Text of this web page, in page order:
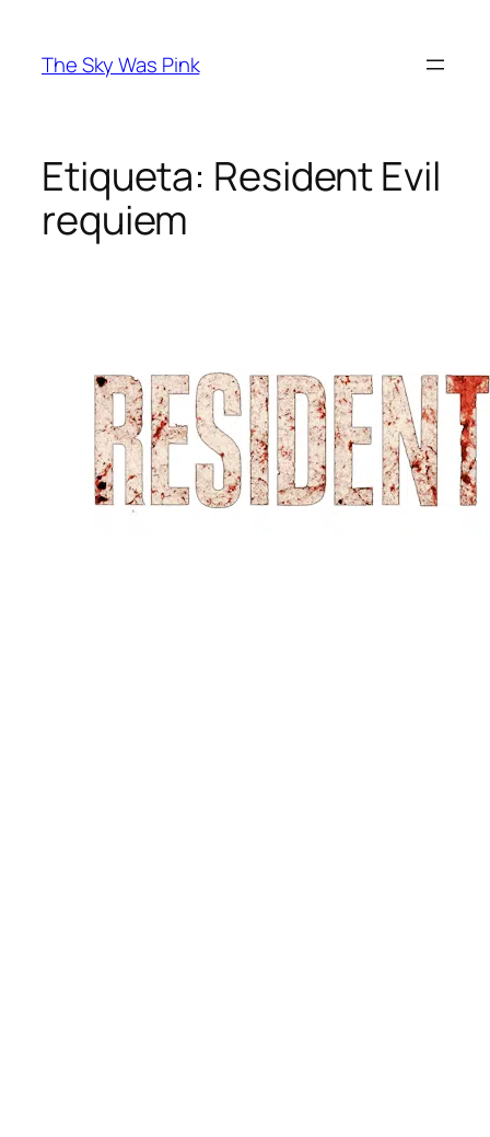
contenido
The Sky Was Pink
Etiqueta: Resident Evil
requiem